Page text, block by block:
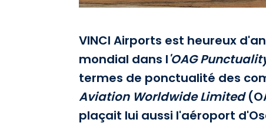
VINCI Airports est heureux
mondial dans l'OAG
termes de ponctualité des
Aviation Worldwide Limited
plaçait lui aussi l'aéroport